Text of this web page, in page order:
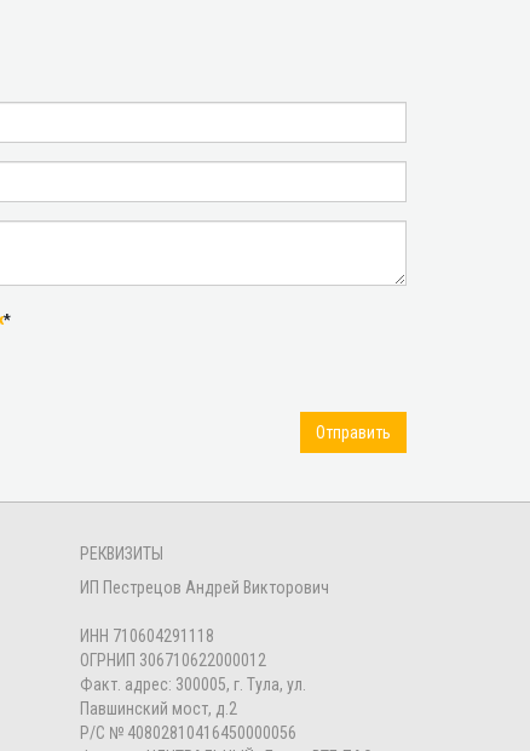
*
Отправить
РЕКВИЗИТЫ
ИП Пестрецов Андрей Викторович
ИНН 710604291118
ОГРНИП 306710622000012
Факт. адрес: 300005, г. Тула, ул.
Павшинский мост, д.2
Р/С № 40802810416450000056